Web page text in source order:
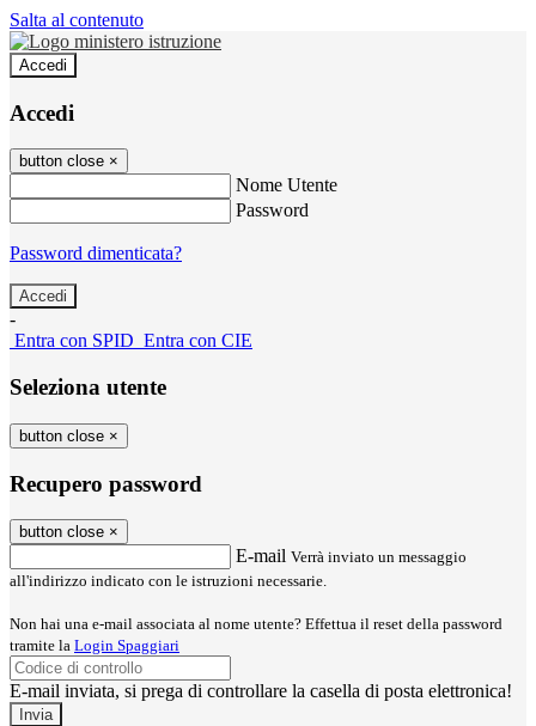
Salta al contenuto
Accedi
Accedi
button close ×
Nome Utente
Password
Password dimenticata?
-
Entra con SPID Entra con CIE
Seleziona utente
button close ×
Recupero password
button close ×
E-mail Verrà inviato un messaggio
all'indirizzo indicato con le istruzioni necessarie.
Non hai una e-mail associata al nome utente? Effettua il reset della password
tramite la Login Spaggiari
E-mail inviata, si prega di controllare la casella di posta elettronica!